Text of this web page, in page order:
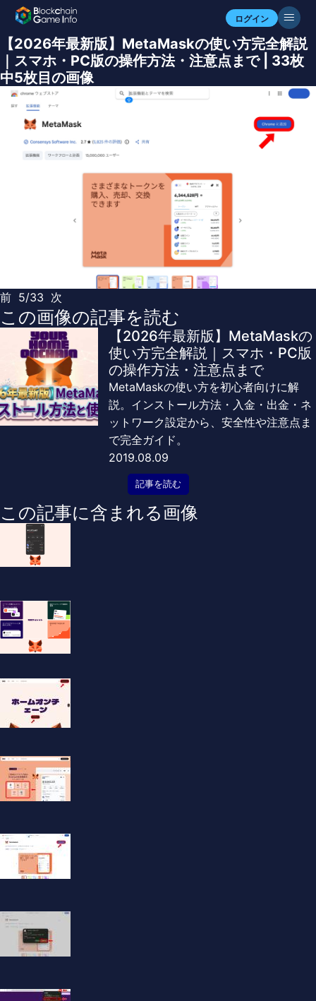
ログイン
【2026年最新版】MetaMaskの使い方完全解説
｜スマホ・PC版の操作方法・注意点まで | 33枚
中5枚目の画像
前 5/33 次
この画像の記事を読む
【2026年最新版】MetaMaskの
使い方完全解説｜スマホ・PC版
の操作方法・注意点まで
MetaMaskの使い方を初心者向けに解
説。インストール方法・入金・出金・ネ
ットワーク設定から、安全性や注意点ま
で完全ガイド。
2019.08.09
記事を読む
この記事に含まれる画像